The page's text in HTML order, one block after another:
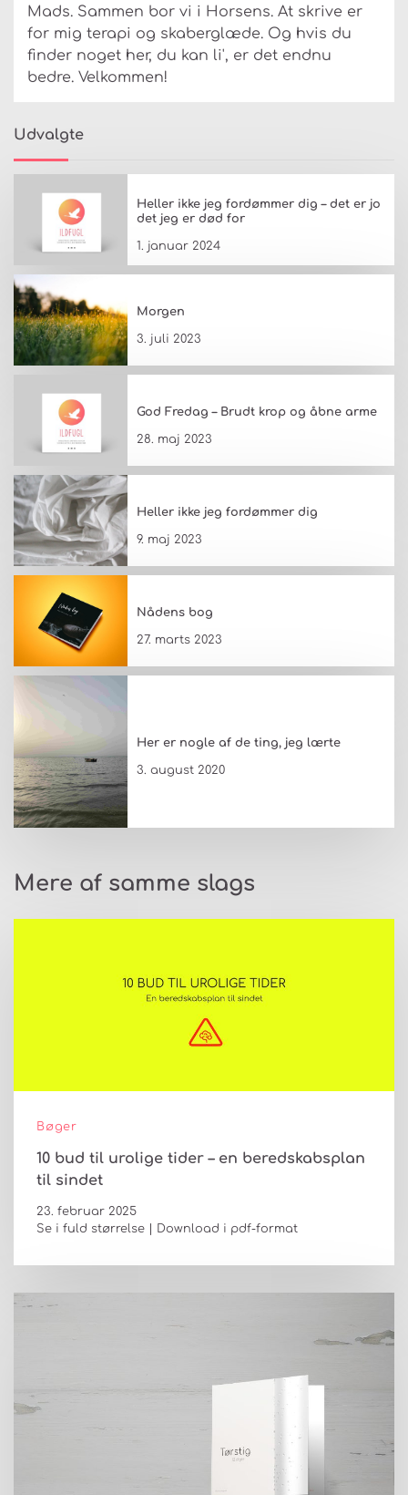
Mads. Sammen bor vi i Horsens. At skrive er
for mig terapi og skaberglæde. Og hvis du
finder noget her, du kan li', er det endnu
bedre. Velkommen!
Udvalgte
Heller ikke jeg fordømmer dig – det er jo
det jeg er død for
1. januar 2024
Morgen
3. juli 2023
God Fredag – Brudt krop og åbne arme
28. maj 2023
Heller ikke jeg fordømmer dig
9. maj 2023
Nådens bog
27. marts 2023
Her er nogle af de ting, jeg lærte
3. august 2020
Mere af samme slags
Bøger
10 bud til urolige tider – en beredskabsplan
til sindet
23. februar 2025
Se i fuld størrelse | Download i pdf-format